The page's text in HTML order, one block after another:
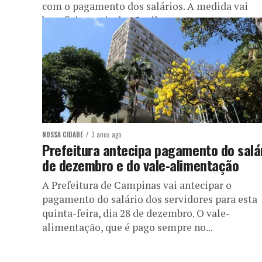
com o pagamento dos salários. A medida vai
beneficiar mais de 15 mil...
NOSSA CIDADE 3 anos ago
Prefeitura antecipa pagamento do
de dezembro e do vale-alimentação
A Prefeitura de Campinas vai antecipar o
pagamento do salário dos servidores para esta
quinta-feira, dia 28 de dezembro. O vale-
alimentação, que é pago sempre no...